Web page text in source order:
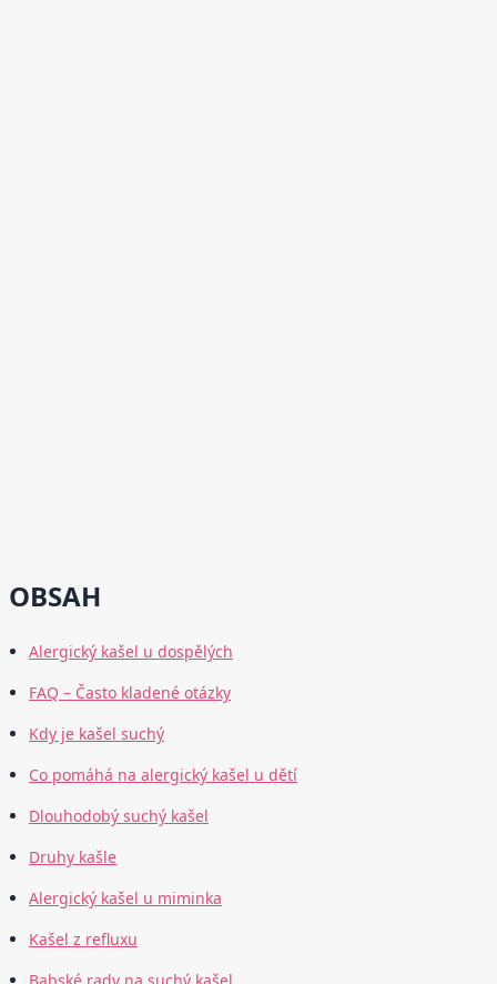
OBSAH
Alergický kašel u dospělých
FAQ – Často kladené otázky
Kdy je kašel suchý
Co pomáhá na alergický kašel u dětí
Dlouhodobý suchý kašel
Druhy kašle
Alergický kašel u miminka
Kašel z refluxu